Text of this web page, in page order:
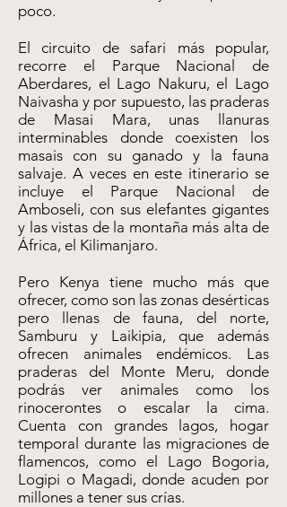
poco.
El circuito de safari más popular,
recorre el Parque Nacional de
Aberdares, el Lago Nakuru, el Lago
Naivasha y por supuesto, las praderas
de Masai Mara, unas llanuras
interminables donde coexisten los
masais con su ganado y la fauna
salvaje. A veces en este itinerario se
incluye el Parque Nacional de
Amboseli, con sus elefantes gigantes
y las vistas de la montaña más alta de
África, el Kilimanjaro.
Pero Kenya tiene mucho más que
ofrecer, como son las zonas desérticas
pero llenas de fauna, del norte,
Samburu y Laikipia, que además
ofrecen animales endémicos. Las
praderas del Monte Meru, donde
podrás ver animales como los
rinocerontes o escalar la cima.
Cuenta con grandes lagos, hogar
temporal durante las migraciones de
flamencos, como el Lago Bogoria,
Logipi o Magadi, donde acuden por
millones a tener sus crías.